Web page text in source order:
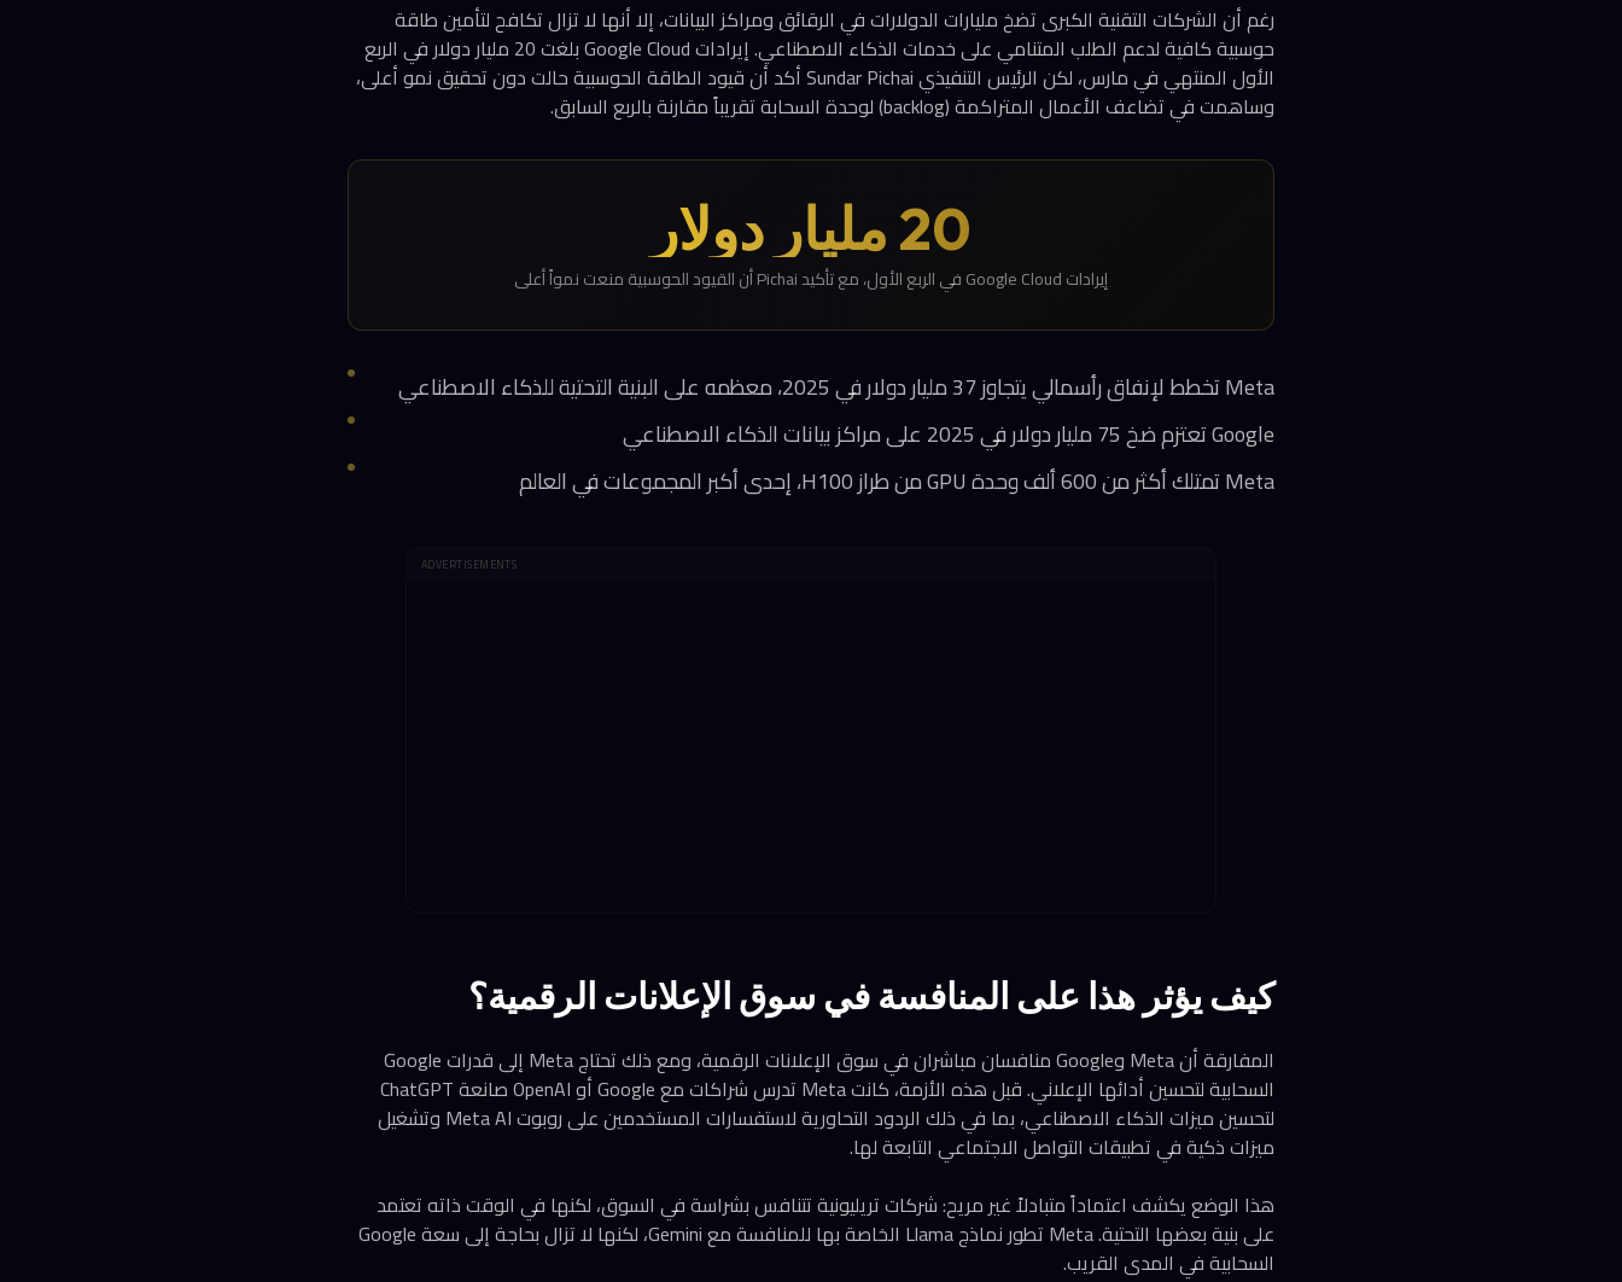
رغم أن الشركات التقنية الكبرى تضخ مليارات الدولارات في الرقائق ومراكز البيانات، إلا أنها لا تزال تكافح لتأمين طاقة
حوسبية كافية لدعم الطلب المتنامي على خدمات الذكاء الاصطناعي. إيرادات Google Cloud بلغت 20 مليار دولار في الربع
الأول المنتهي في مارس، لكن الرئيس التنفيذي Sundar Pichai أكد أن قيود الطاقة الحوسبية حالت دون تحقيق نمو أعلى،
وساهمت في تضاعف الأعمال المتراكمة (backlog) لوحدة السحابة تقريباً مقارنة بالربع السابق.
20 مليار دولار
إيرادات Google Cloud في الربع الأول، مع تأكيد Pichai أن القيود الحوسبية منعت نمواً أعلى
Meta تخطط لإنفاق رأسمالي يتجاوز 37 مليار دولار في 2025، معظمه على البنية التحتية للذكاء الاصطناعي
Google تعتزم ضخ 75 مليار دولار في 2025 على مراكز بيانات الذكاء الاصطناعي
Meta تمتلك أكثر من 600 ألف وحدة GPU من طراز H100، إحدى أكبر المجموعات في العالم
ADVERTISEMENTS
كيف يؤثر هذا على المنافسة في سوق الإعلانات الرقمية؟
المفارقة أن Meta وGoogle منافسان مباشران في سوق الإعلانات الرقمية، ومع ذلك تحتاج Meta إلى قدرات Google
السحابية لتحسين أدائها الإعلاني. قبل هذه الأزمة، كانت Meta تدرس شراكات مع Google أو OpenAI صانعة ChatGPT
لتحسين ميزات الذكاء الاصطناعي، بما في ذلك الردود التحاورية لاستفسارات المستخدمين على روبوت Meta AI وتشغيل
ميزات ذكية في تطبيقات التواصل الاجتماعي التابعة لها.
هذا الوضع يكشف اعتماداً متبادلاً غير مريح: شركات تريليونية تتنافس بشراسة في السوق، لكنها في الوقت ذاته تعتمد
على بنية بعضها التحتية. Meta تطور نماذج Llama الخاصة بها للمنافسة مع Gemini، لكنها لا تزال بحاجة إلى سعة Google
السحابية في المدى القريب.